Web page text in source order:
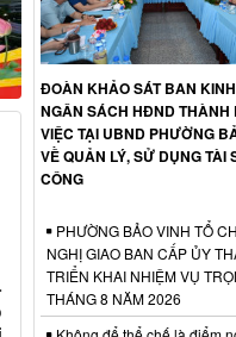
ĐOÀN KHẢO SÁT BAN
NGÂN SÁCH HĐND THÀNH
VIỆC TẠI UBND PHƯỜNG
VỀ QUẢN LÝ, SỬ DỤNG TÀI
CÔNG
PHƯỜNG BẢO VINH TỔ
NGHỊ GIAO BAN CẤP ỦY
TRIỂN KHAI NHIỆM VỤ
THÁNG 8 NĂM 2026